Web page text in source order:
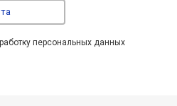
персональных данных